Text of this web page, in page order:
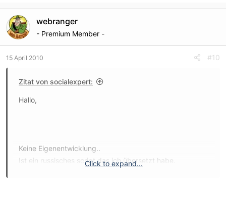
webranger
- Premium Member -
15 April 2010 #10
Zitat von socialexpert:
Hallo,
Keine Eigenentwicklung..
Ist ein russisches script das ich übersetzt habe.
Click to expand...